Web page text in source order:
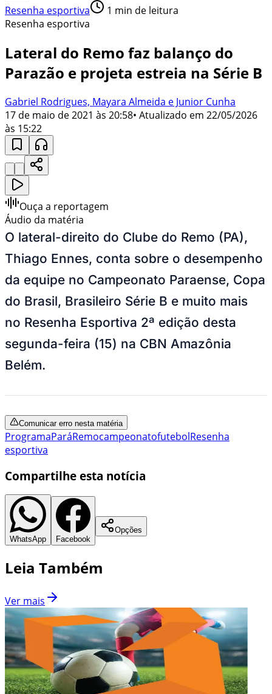
Resenha esportiva 1 min de leitura
Resenha esportiva
Lateral do Remo faz balanço do
Parazão e projeta estreia na Série B
Gabriel Rodrigues, Mayara Almeida e Junior Cunha
17 de maio de 2021 às 20:58• Atualizado em 22/05/2026
às 15:22
Ouça a reportagem
Áudio da matéria
O lateral-direito do Clube do Remo (PA),
Thiago Ennes, conta sobre o desempenho
da equipe no Campeonato Paraense, Copa
do Brasil, Brasileiro Série B e muito mais
no Resenha Esportiva 2ª edição desta
segunda-feira (15) na CBN Amazônia
Belém.
Comunicar erro nesta matéria
ProgramaParáRemocampeonatofutebolResenha
esportiva
Compartilhe esta notícia
WhatsApp Facebook
Opções
Leia Também
Ver mais